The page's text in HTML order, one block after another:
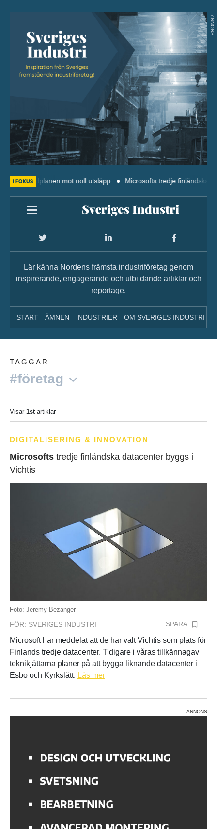
ANNONS
Färdplanen mot noll utsläpp Microsofts tredje finländska
Lär känna Nordens främsta industriföretag genom
inspirerande, engagerande och utbildande artiklar och
reportage.
START ÄMNEN INDUSTRIER OM SVERIGES INDUSTRI
TAGGAR
#företag
Visar 1startiklar
DIGITALISERING & INNOVATION
Microsofts tredje finländska datacenter byggs i
Vichtis
Foto: Jeremy Bezanger
FÖR: SVERIGES INDUSTRI SPARA
Microsoft har meddelat att de har valt Vichtis som plats för
Finlands tredje datacenter. Tidigare i våras tillkännagav
teknikjättarna planer på att bygga liknande datacenter i
Esbo och Kyrkslätt. Läs mer
ANNONS